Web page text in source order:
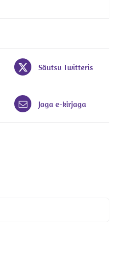
Säutsu Twitteris
Jaga e-kirjaga